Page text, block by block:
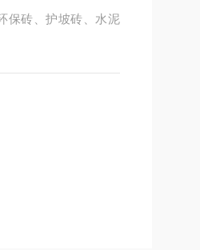
保砖、护坡砖、水泥